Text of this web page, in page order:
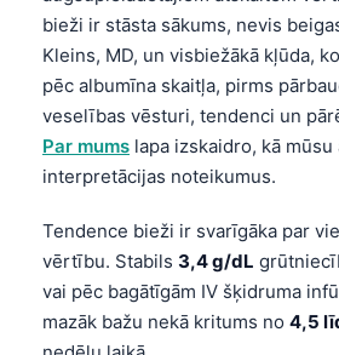
bieži ir stāsta sākums, nevis
Kleins, MD, un visbiežākā kļūda,
pēc albumīna skaitļa, pirms
veselības vēsturi, tendenci un
Par mums lapa izskaidro, kā
interpretācijas noteikumus.
Tendence bieži ir svarīgāka par
vērtību. Stabils 3,4 g/dL
vai pēc bagātīgām IV šķidruma
mazāk bažu nekā kritums no 4,5